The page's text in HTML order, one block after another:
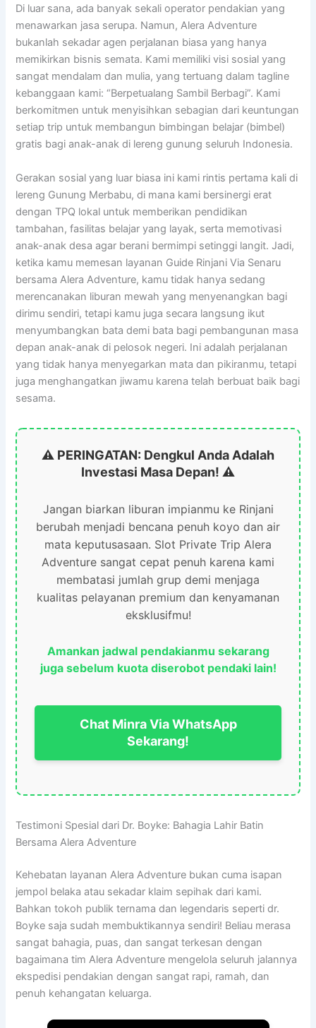
Di luar sana, ada banyak sekali operator pendakian yang
menawarkan jasa serupa. Namun, Alera Adventure
bukanlah sekadar agen perjalanan biasa yang hanya
memikirkan bisnis semata. Kami memiliki visi sosial yang
sangat mendalam dan mulia, yang tertuang dalam tagline
kebanggaan kami: “Berpetualang Sambil Berbagi”. Kami
berkomitmen untuk menyisihkan sebagian dari keuntungan
setiap trip untuk membangun bimbingan belajar (bimbel)
gratis bagi anak-anak di lereng gunung seluruh Indonesia.
Gerakan sosial yang luar biasa ini kami rintis pertama kali di
lereng Gunung Merbabu, di mana kami bersinergi erat
dengan TPQ lokal untuk memberikan pendidikan
tambahan, fasilitas belajar yang layak, serta memotivasi
anak-anak desa agar berani bermimpi setinggi langit. Jadi,
ketika kamu memesan layanan Guide Rinjani Via Senaru
bersama Alera Adventure, kamu tidak hanya sedang
merencanakan liburan mewah yang menyenangkan bagi
dirimu sendiri, tetapi kamu juga secara langsung ikut
menyumbangkan bata demi bata bagi pembangunan masa
depan anak-anak di pelosok negeri. Ini adalah perjalanan
yang tidak hanya menyegarkan mata dan pikiranmu, tetapi
juga menghangatkan jiwamu karena telah berbuat baik bagi
sesama.
⚠️ PERINGATAN: Dengkul Anda Adalah
Investasi Masa Depan! ⚠️
Jangan biarkan liburan impianmu ke Rinjani
berubah menjadi bencana penuh koyo dan air
mata keputusasaan. Slot Private Trip Alera
Adventure sangat cepat penuh karena kami
membatasi jumlah grup demi menjaga
kualitas pelayanan premium dan kenyamanan
eksklusifmu!
Amankan jadwal pendakianmu sekarang
juga sebelum kuota diserobot pendaki lain!
Chat Minra Via WhatsApp
Sekarang!
Testimoni Spesial dari Dr. Boyke: Bahagia Lahir Batin
Bersama Alera Adventure
Kehebatan layanan Alera Adventure bukan cuma isapan
jempol belaka atau sekadar klaim sepihak dari kami.
Bahkan tokoh publik ternama dan legendaris seperti dr.
Boyke saja sudah membuktikannya sendiri! Beliau merasa
sangat bahagia, puas, dan sangat terkesan dengan
bagaimana tim Alera Adventure mengelola seluruh jalannya
ekspedisi pendakian dengan sangat rapi, ramah, dan
penuh kehangatan keluarga.